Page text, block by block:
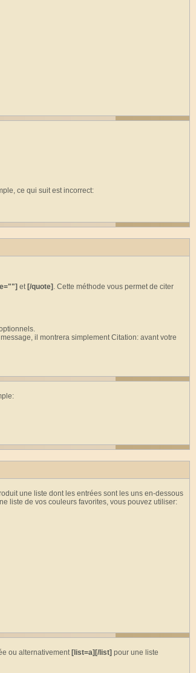
ce qui suit est incorrect:
et [/quote] . Cette méthode vous permet de citer
il montrera simplement Citation: avant votre
une liste dont les entrées sont les uns en-dessous
liste de vos couleurs favorites, vous pouvez utiliser:
ou alternativement [list=a][/list] pour une liste